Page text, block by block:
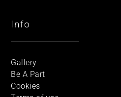
Info
Gallery
Be A Part
Cookies